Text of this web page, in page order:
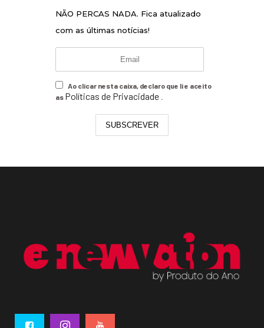
NÃO PERCAS NADA. Fica atualizado
com as últimas notícias!
Ao clicar nesta caixa, declaro que li e aceito
as Políticas de Privacidade
SUBSCREVER